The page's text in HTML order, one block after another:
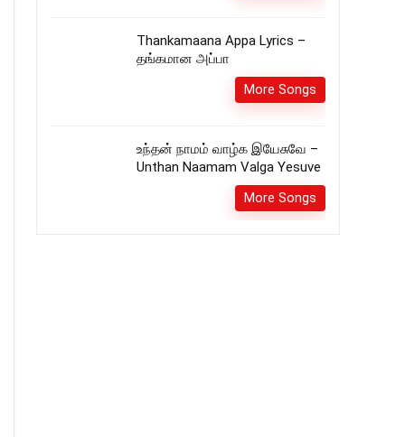
Thankamaana Appa Lyrics –
தங்கமான அப்பா
More Songs
உந்தன் நாமம் வாழ்க இயேசுவே –
Unthan Naamam Valga Yesuve
More Songs